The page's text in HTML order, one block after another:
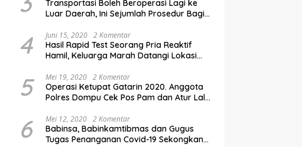
Transportasi Boleh Beroperasi Lagi ke
Luar Daerah, Ini Sejumlah Prosedur Bagi
4 Juni 15, 2020 2 Komentar
Hasil Rapid Test Seorang Pria Reaktif
Hamil, Keluarga Marah Datangi Lokasi
5 Mei 19, 2020 2 Komentar
Operasi Ketupat Gatarin 2020. Anggota
Polres Dompu Cek Pos Pam dan Atur Lalu
6 Mei 12, 2020 2 Komentar
Babinsa, Babinkamtibmas dan Gugus
Tugas Penanganan Covid-19 Sekongkang